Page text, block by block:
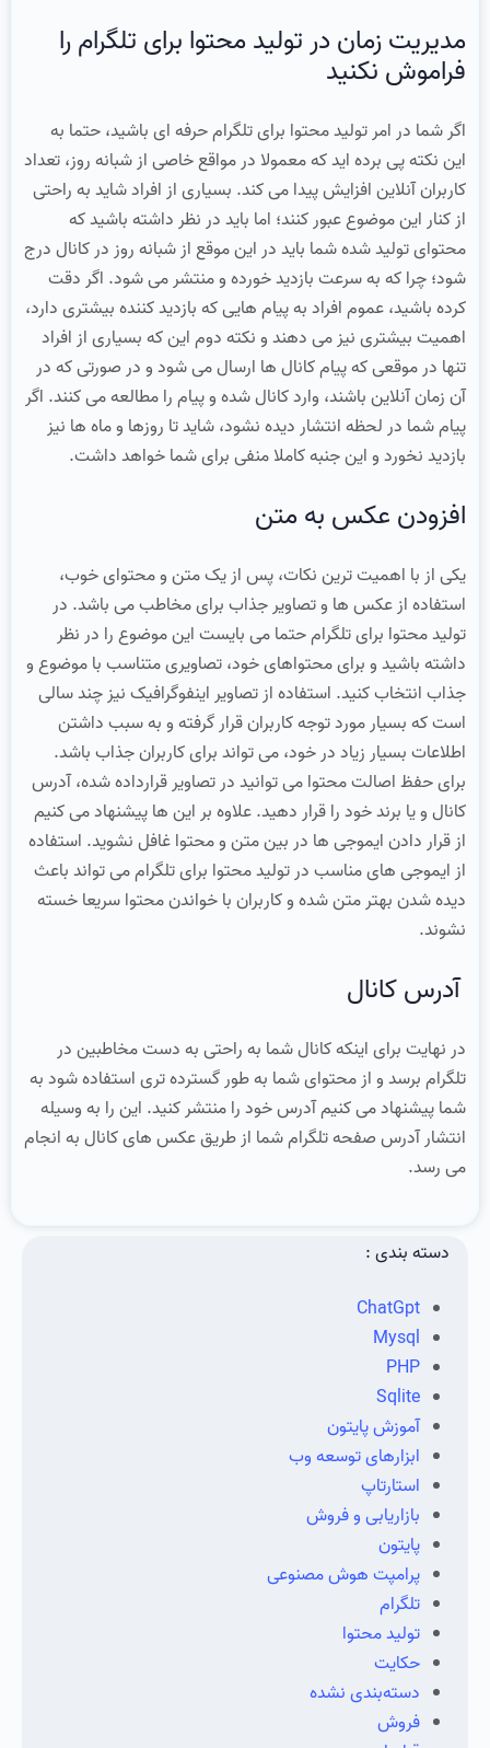
مدیریت زمان در تولید محتوا برای تلگرام را
فراموش نکنید
اگر شما در امر تولید محتوا برای تلگرام حرفه ای باشید، حتما به
این نکته پی برده اید که معمولا در مواقع خاصی از شبانه روز، تعداد
کاربران آنلاین افزایش پیدا می کند. بسیاری از افراد شاید به راحتی
از کنار این موضوع عبور کنند؛ اما باید در نظر داشته باشید که
محتوای تولید شده شما باید در این موقع از شبانه روز در کانال درج
شود؛ چرا که به سرعت بازدید خورده و منتشر می شود. اگر دقت
کرده باشید، عموم افراد به پیام هایی که بازدید کننده بیشتری دارد،
اهمیت بیشتری نیز می دهند و نکته دوم این که بسیاری از افراد
تنها در موقعی که پیام کانال ها ارسال می شود و در صورتی که در
آن زمان آنلاین باشند، وارد کانال شده و پیام را مطالعه می کنند. اگر
پیام شما در لحظه انتشار دیده نشود، شاید تا روزها و ماه ها نیز
بازدید نخورد و این جنبه کاملا منفی برای شما خواهد داشت.
افزودن عکس به متن
یکی از با اهمیت ترین نکات، پس از یک متن و محتوای خوب،
استفاده از عکس ها و تصاویر جذاب برای مخاطب می باشد. در
تولید محتوا برای تلگرام حتما می بایست این موضوع را در نظر
داشته باشید و برای محتواهای خود، تصاویری متناسب با موضوع و
جذاب انتخاب کنید. استفاده از تصاویر اینفوگرافیک نیز چند سالی
است که بسیار مورد توجه کاربران قرار گرفته و به سبب داشتن
اطلاعات بسیار زیاد در خود، می تواند برای کاربران جذاب باشد.
برای حفظ اصالت محتوا می توانید در تصاویر قرارداده شده، آدرس
کانال و یا برند خود را قرار دهید. علاوه بر این ها پیشنهاد می کنیم
از قرار دادن ایموجی ها در بین متن و محتوا غافل نشوید. استفاده
از ایموجی های مناسب در تولید محتوا برای تلگرام می تواند باعث
دیده شدن بهتر متن شده و کاربران با خواندن محتوا سریعا خسته
نشوند.
آدرس کانال
در نهایت برای اینکه کانال شما به راحتی به دست مخاطبین در
تلگرام برسد و از محتوای شما به طور گسترده تری استفاده شود به
شما پیشنهاد می کنیم آدرس خود را منتشر کنید. این را به وسیله
انتشار آدرس صفحه تلگرام شما از طریق عکس های کانال به انجام
می رسد.
دسته بندی :
ChatGpt
Mysql
PHP
Sqlite
آموزش پایتون
ابزارهای توسعه وب
استارتاپ
بازاریابی و فروش
پایتون
پرامپت هوش مصنوعی
تلگرام
تولید محتوا
حکایت
دسته‌بندی نشده
فروش